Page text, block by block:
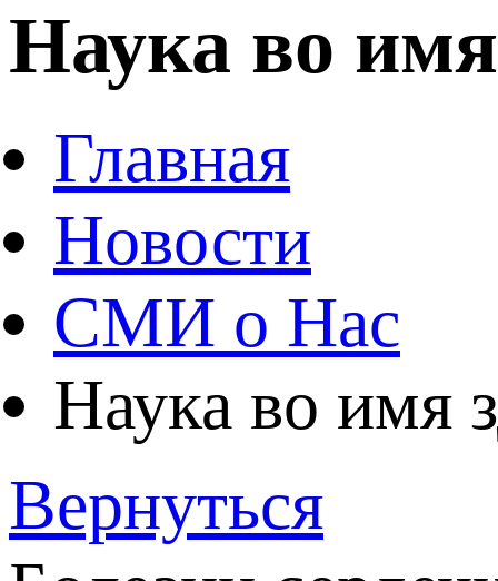
Наука во
Главная
Новости
СМИ о Нас
Наука во имя
Вернуться